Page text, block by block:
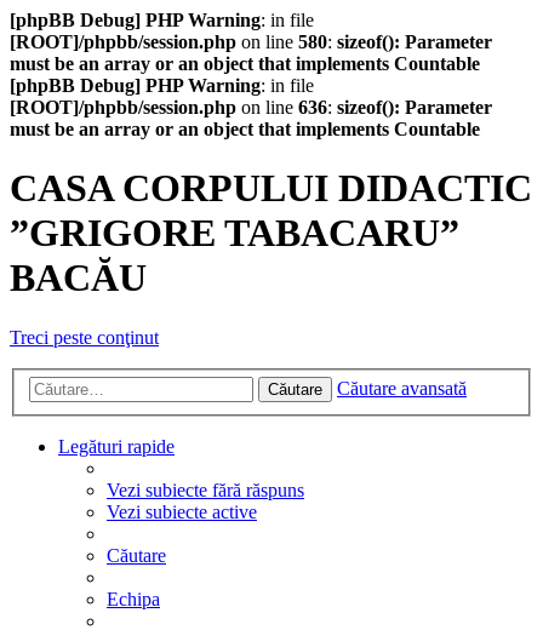
[phpBB Debug] PHP Warning: in file
[ROOT]/phpbb/session.php on line 580: sizeof(): Parameter
must be an array or an object that implements Countable
[phpBB Debug] PHP Warning: in file
[ROOT]/phpbb/session.php on line 636: sizeof(): Parameter
must be an array or an object that implements Countable
CASA CORPULUI DIDACTIC
”GRIGORE TABACARU”
BACĂU
Treci peste conţinut
Căutare Căutare avansată
Legături rapide
Vezi subiecte fără răspuns
Vezi subiecte active
Căutare
Echipa